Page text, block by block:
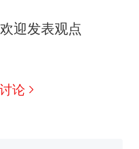
迎发表观点
论
放菜刀的女孩，
跟我回家”改写了